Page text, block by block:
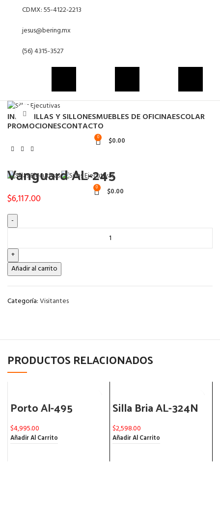
CDMX: 55-4122-2213
jesus@bering.mx
(56) 4315-3527
INICIO SILLAS Y SILLONESMUEBLES DE OFICINAESCOLAR
PROMOCIONESCONTACTO
0 $0.00
0 $0.00
Click to enlarge
Vanguard AL-245
$6,117.00
Añadir al carrito
Categoría:Visitantes
PRODUCTOS RELACIONADOS
Porto Al-495
$4,995.00
Añadir Al Carrito
Silla Bria AL-324N
$2,598.00
Añadir Al Carrito